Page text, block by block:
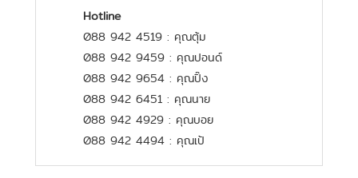
Hotline
088 942 4519 : คุณตุ้ม
088 942 9459 : คุณปอนด์
088 942 9654 : คุณปิ๊ง
088 942 6451 : คุณนาย
088 942 4929 : คุณบอย
088 942 4494 : คุณเป้